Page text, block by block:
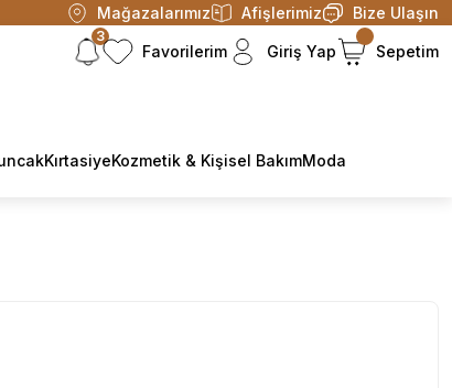
Mağazalarımız Afişlerimiz Bize Ulaşın
3
Favorilerim Giriş Yap Sepetim
KırtasiyeKozmetik & Kişisel BakımModa